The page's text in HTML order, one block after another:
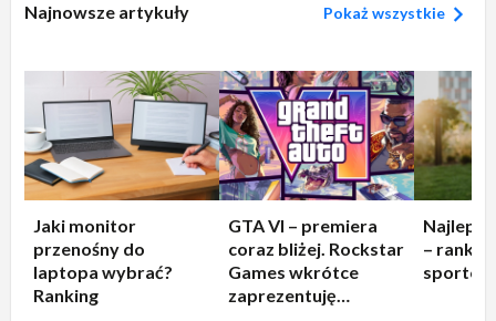
Najnowsze artykuły Pokaż wszystkie
Jaki monitor
przenośny do
laptopa wybrać?
Ranking
GTA VI – premiera
coraz bliżej. Rockstar
Games wkrótce
zaprezentuję
–